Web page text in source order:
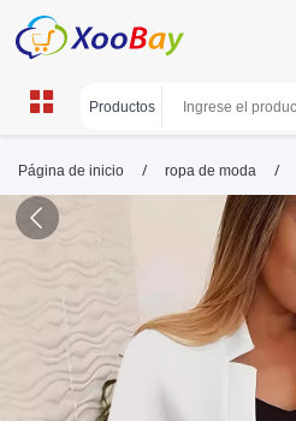
Página de inicio / ropa de moda /